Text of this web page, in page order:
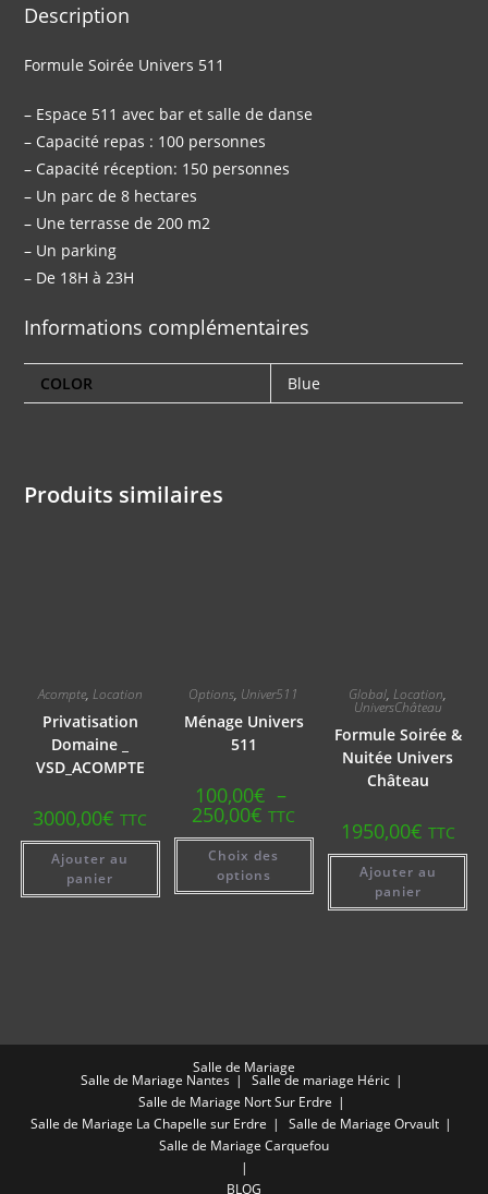
Description
Formule Soirée Univers 511
– Espace 511 avec bar et salle de danse
– Capacité repas : 100 personnes
– Capacité réception: 150 personnes
– Un parc de 8 hectares
– Une terrasse de 200 m2
– Un parking
– De 18H à 23H
Informations complémentaires
COLOR Blue
Produits similaires
Acompte, Location
Privatisation
Domaine _
VSD_ACOMPTE
3000,00€ TTC
Ajouter au
panier
Options, Univer511
Ménage Univers
511
100,00€ –
250,00€ Plage
de
prix :
100,00€
à
250,00€
TTC
Choix des
options
Ce
produit
plusieurs
variations.
du
Global,Location,
UniversChâteau
Formule Soirée &
Nuitée Univers
Château
1950,00€ TTC
Ajouter au
panier
Salle de Mariage
Salle de Mariage Nantes
Salle de mariage Héric
Salle de Mariage Nort Sur Erdre
Salle de Mariage La Chapelle sur Erdre
Salle de Mariage Orvault
Salle de Mariage Carquefou
BLOG